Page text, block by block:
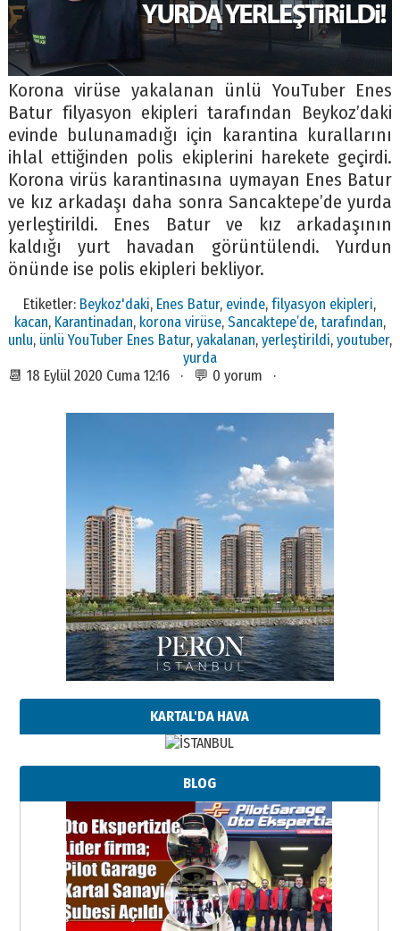
Korona virüse yakalanan ünlü YouTuber Enes
Batur filyasyon ekipleri tarafından Beykoz’daki
evinde bulunamadığı için karantina kurallarını
ihlal ettiğinden polis ekiplerini harekete geçirdi.
Korona virüs karantinasına uymayan Enes Batur
ve kız arkadaşı daha sonra Sancaktepe’de yurda
yerleştirildi. Enes Batur ve kız arkadaşının
kaldığı yurt havadan görüntülendi. Yurdun
önünde ise polis ekipleri bekliyor.
Etiketler: Beykoz'daki, Enes Batur, evinde,filyasyon ekipleri,
kacan, Karantinadan, korona virüse, Sancaktepe’de, tarafından,
unlu, ünlü YouTuber Enes Batur, yakalanan, yerleştirildi, youtuber,
yurda
📆 18 Eylül 2020 Cuma 12:16 · 💬 0 yorum ·
KARTAL'DA HAVA
BLOG